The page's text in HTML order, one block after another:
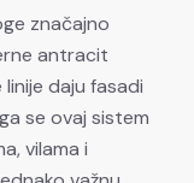
značajno
antracit
daju fasadi
se ovaj sistem
vilama i